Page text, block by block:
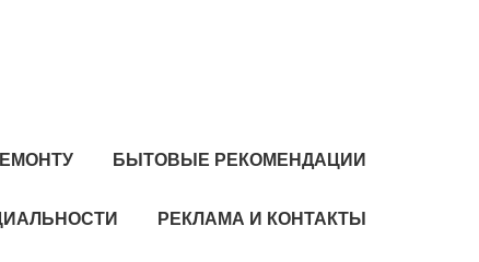
БЫТОВЫЕ РЕКОМЕНДАЦИИ
РЕКЛАМА И КОНТАКТЫ